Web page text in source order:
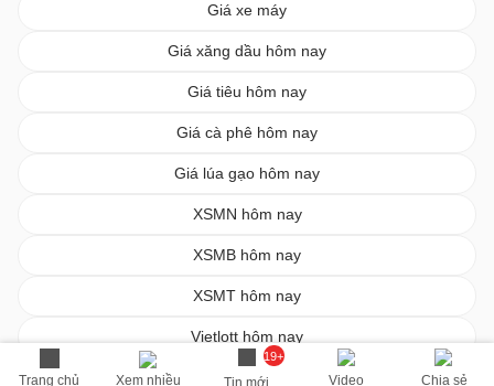
Trang chủ Xem nhiều
19+
Tin mới Video Chia sẻ
Giá xe máy
Giá xăng dầu hôm nay
Giá tiêu hôm nay
Giá cà phê hôm nay
Giá lúa gạo hôm nay
XSMN hôm nay
XSMB hôm nay
XSMT hôm nay
Vietlott hôm nay